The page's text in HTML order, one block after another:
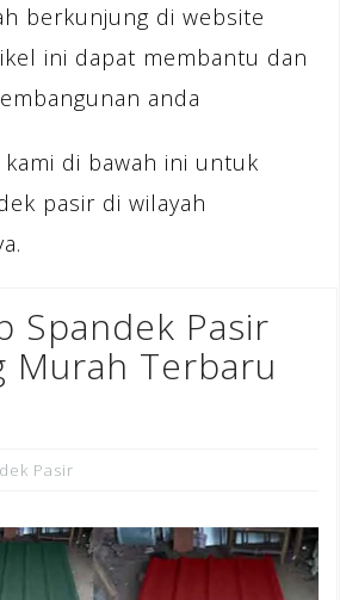
berkunjung di website
ini dapat membantu dan
anda
kami di bawah ini untuk
pasir di wilayah
Spandek Pasir
Murah Terbaru
Pasir